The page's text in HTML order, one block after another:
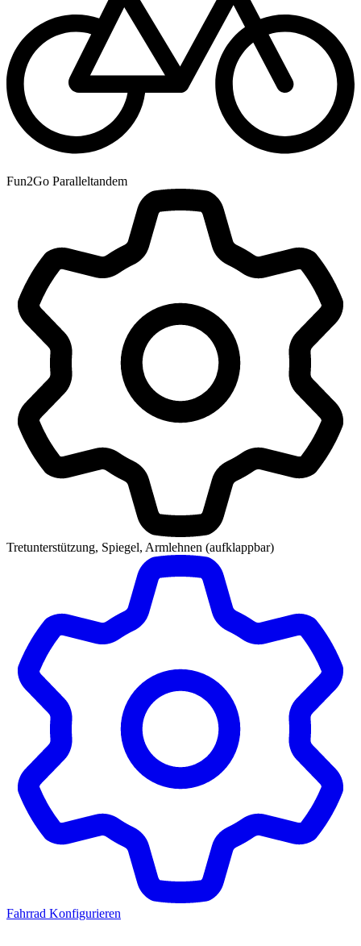
Fun2Go Paralleltandem
Tretunterstützung, Spiegel, Armlehnen (aufklappbar)
Fahrrad Konfigurieren